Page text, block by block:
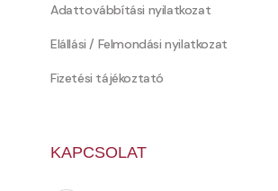
Adattovábbítási nyilatkozat
Elállási / Felmondási nyilatkozat
Fizetési tájékoztató
KAPCSOLAT